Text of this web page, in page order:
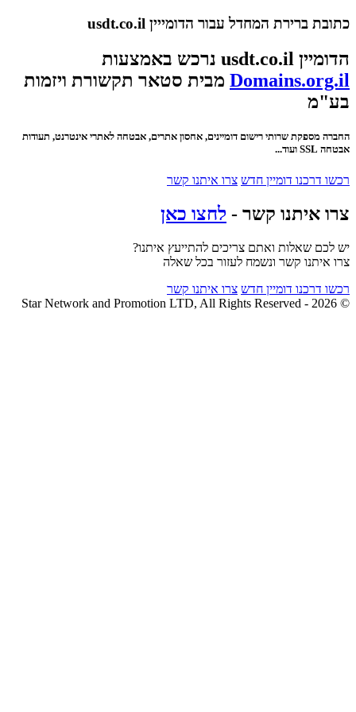
כתובת ברירת המחדל עבור הדומייין usdt.co.il
הדומיין usdt.co.il נרכש באמצעות
Domains.org.il מבית סטאר תקשורת ויזמות
בע"מ
החברה מספקת שרותי רישום דומיינים, אחסון אתרים, אבטחה לאתרי אינטרנט, תעודות
אבטחה SSL ועוד...
רכשו דרכנו דומיין חדש צרו איתנו קשר
צרו איתנו קשר - לחצו כאן
יש לכם שאלות ואתם צריכים להתייעץ איתנו?
צרו איתנו קשר ונשמח לעזור בכל שאלה
רכשו דרכנו דומיין חדש צרו איתנו קשר
© 2026 - Star Network and Promotion LTD, All Rights Reserved